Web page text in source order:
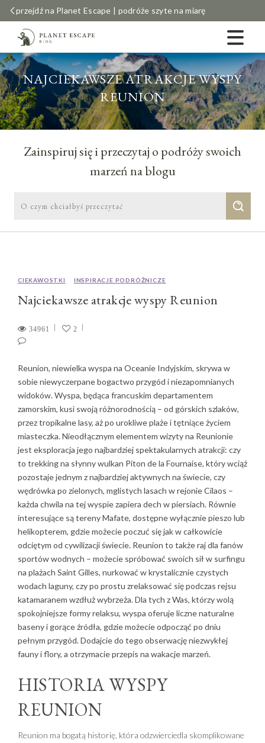
przejdź na Planet Escape | podróże szyte na miarę
NAJCIEKAWSZE ATRAKCJE WYSPY
REUNION
Zainspiruj się i przeczytaj o podróży swoich
marzeń na blogu
CIEKAWOSTKI INSPIRACJE PODRÓŻNICZE
Najciekawsze atrakcje wyspy Reunion
34961 2
Reunion, niewielka wyspa na Oceanie Indyjskim, skrywa w
sobie niewyczerpane bogactwo przygód i niezapomnianych
widoków. Wyspa, będąca francuskim departamentem
zamorskim, kusi swoją różnorodnością – od górskich szlaków,
przez tropikalne lasy, aż po urokliwe plaże i tętniące życiem
miasteczka. Nieodłącznym elementem wizyty na Reunionie
jest eksploracja jego najbardziej spektakularnych atrakcji: czy
to trekking na słynny wulkan Piton de la Fournaise, który wciąż
pozostaje jednym z najbardziej aktywnych na świecie, czy
wędrówka po zielonych, mglistych lasach w rejonie Cilaos –
każda chwila na tej wyspie zapiera dech w piersiach. Równie
interesujące są tereny Mafate, dostępne wyłącznie pieszo lub
helikopterem, gdzie możecie poczuć się jak w całkowicie
odciętym od cywilizacji świecie. Reunion to także raj dla fanów
sportów wodnych – możecie spróbować swoich sił w surfingu
na plażach Saint Gilles, nurkować w krystalicznie czystych
wodach laguny, czy po prostu zrelaksować się podczas rejsu
katamaranem wzdłuż wybrzeża. Dla tych z Was, którzy wolą
spokojniejsze formy relaksu, wyspa oferuje liczne naturalne
baseny i gorące źródła, gdzie możecie odpocząć po dniu
pełnym przygód. Dodajcie do tego obserwację niezwykłej
fauny i flory, a otrzymacie przepis na wakacje marzeń.
HISTORIA WYSPY
REUNION
Reunion ma bogatą historię, która odzwierciedla skomplikowane